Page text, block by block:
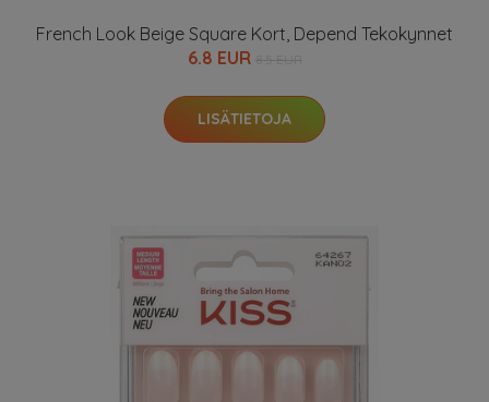
French Look Beige Square Kort, Depend Tekokynnet
6.8 EUR
LISÄTIETOJA